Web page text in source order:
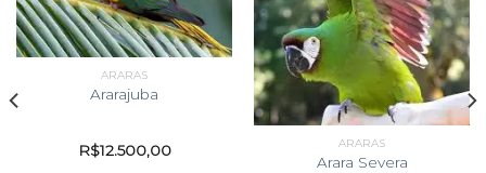
ARARAS
Ararajuba
R$12.500,00 ARARAS
Arara Severa